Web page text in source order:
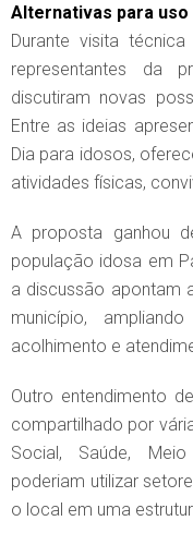
Alternativas para
Durante visita
representantes da
discutiram novas
Entre as ideias
Dia para idosos,
atividades físicas,
A proposta ganhou
população idosa em
a discussão apontam
município,
acolhimento e
Outro entendimento
compartilhado por
Social, Saúde,
poderiam utilizar
o local em uma